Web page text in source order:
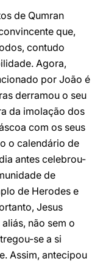
de Qumran
que,
contudo
Agora,
por João é
derramou o seu
da imolação dos
com os seus
o calendário de
antes celebrou-
de
de Herodes e
Jesus
não sem o
se a si
Assim, antecipou